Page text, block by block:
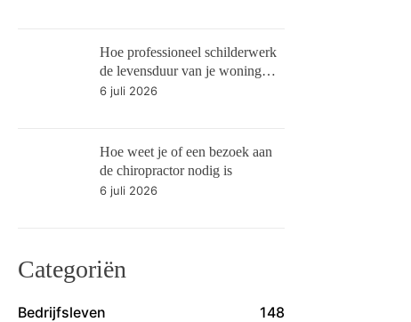
Hoe professioneel schilderwerk
de levensduur van je woning
verlengt
6 juli 2026
Hoe weet je of een bezoek aan
de chiropractor nodig is
6 juli 2026
Categoriën
Bedrijfsleven 148